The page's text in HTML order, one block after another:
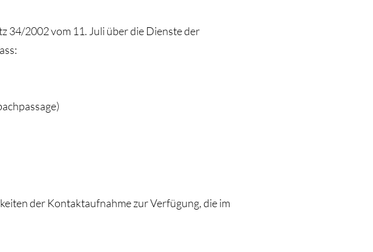
34/2002 vom 11. Juli über die Dienste der
der Kontaktaufnahme zur Verfügung, die im